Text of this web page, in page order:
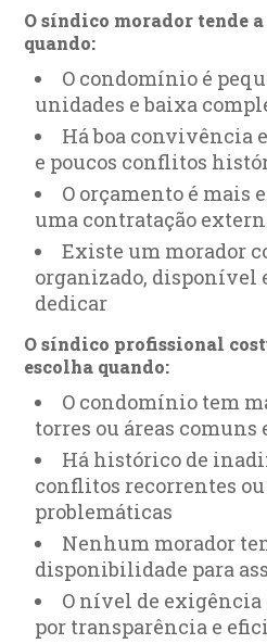
O síndico morador tende
quando:
O condomínio é
unidades e baixa
Há boa convivência
e poucos conflitos
O orçamento é mais
uma contratação
Existe um morador
organizado, disponível
dedicar
O síndico profissional
escolha quando:
O condomínio tem
torres ou áreas comuns
Há histórico de
conflitos recorrentes
problemáticas
Nenhum morador
disponibilidade para
O nível de exigência
por transparência e